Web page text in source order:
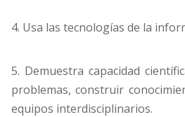
4. Usa las tecnologías de la
5. Demuestra capacidad
problemas, construir
equipos interdisciplinarios.